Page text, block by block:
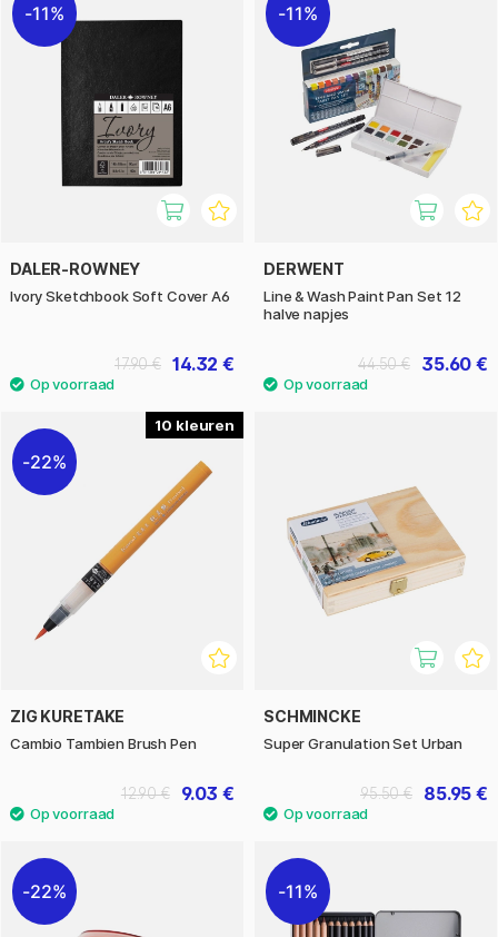
11%
DALER-ROWNEY
Ivory Sketchbook Soft Cover A6
14.32 €
17.90 €
11%
DERWENT
Line & Wash Paint Pan Set 12
halve napjes
35.60 €
44.50 €
10
22%
ZIG KURETAKE
Cambio Tambien Brush Pen
9.03 €
12.90 €
SCHMINCKE
Super Granulation Set Urban
85.95 €
95.50 €
22% 11%